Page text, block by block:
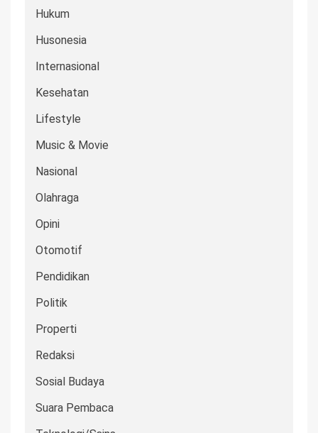
Hukum
Husonesia
Internasional
Kesehatan
Lifestyle
Music & Movie
Nasional
Olahraga
Opini
Otomotif
Pendidikan
Politik
Properti
Redaksi
Sosial Budaya
Suara Pembaca